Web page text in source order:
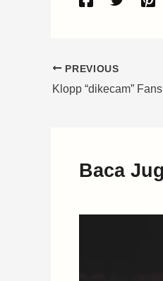
PREVIOUS
Klopp “dikecam”
Baca